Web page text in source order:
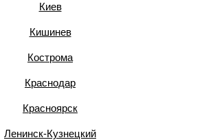
Киев
Кишинев
Кострома
Краснодар
Красноярск
Ленинск-Кузнецкий